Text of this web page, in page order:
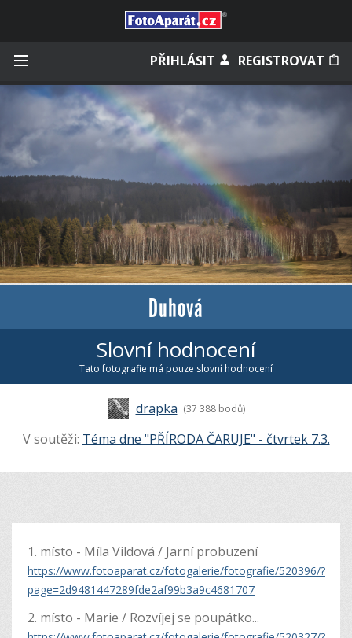
PŘIHLÁSIT REGISTROVAT
Zapamatovat
Zapomněli jste heslo?
Měli jste účet na starém webu?
Duhová
Slovní hodnocení
Tato fotografie má pouze slovní hodnocení
drapka (37 388 bodů)
V soutěži: Téma dne "PŘÍRODA ČARUJE" - čtvrtek 7.3.
1. místo - Míla Vildová / Jarní probuzení
https://www.fotoaparat.cz/fotogalerie/fotografie/520396/?
page=2d9481447289fde2af99b3a9c4681707
2. místo - Marie / Rozvíjej se poupátko...